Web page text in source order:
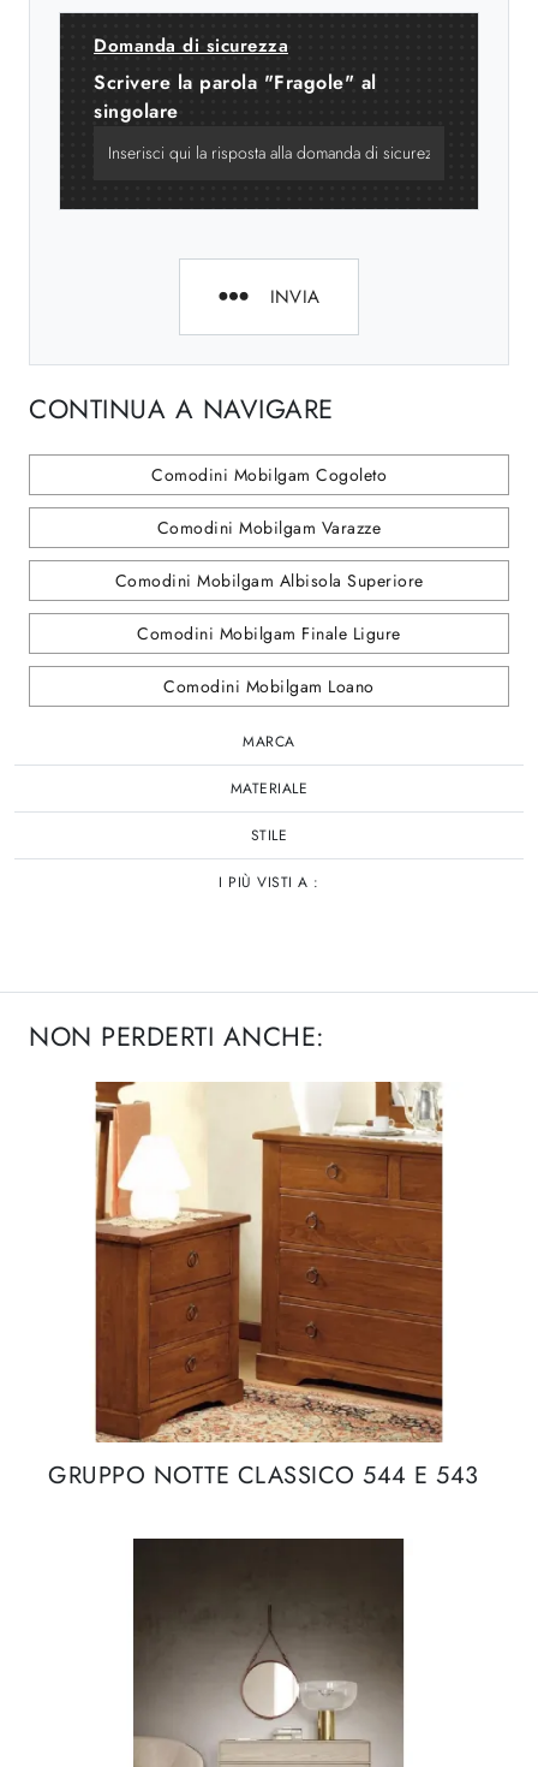
Domanda di sicurezza
Scrivere la parola "Fragole" al
singolare
INVIA
CONTINUA A NAVIGARE
Comodini Mobilgam Cogoleto
Comodini Mobilgam Varazze
Comodini Mobilgam Albisola Superiore
Comodini Mobilgam Finale Ligure
Comodini Mobilgam Loano
MARCA
MATERIALE
STILE
I PIÙ VISTI A :
NON PERDERTI ANCHE:
GRUPPO NOTTE CLASSICO 544 E 543